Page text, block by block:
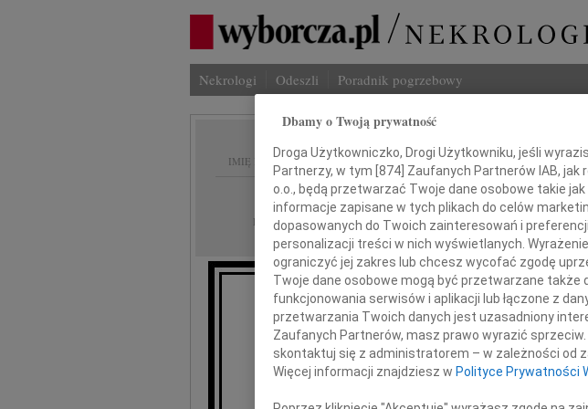
Nekrologi Odeszli Poradnik pogrzebowy
IMIĘ I NAZWISKO:
REGION: Radom
DATA EMISJI: 22.06.2018
Wyrazy głębokiego współczucia
Panu
Dbamy o Twoją prywatność
Droga Użytkowniczko, Drogi Użytkowniku, jeśli
Partnerzy, w tym [874] Zaufanych Partnerów IAB, jak
o.o., będą przetwarzać Twoje dane osobowe takie
informacje zapisane w tych plikach do celów
dopasowanych do Twoich zainteresowań i
personalizacji treści w nich wyświetlanych.
ograniczyć jej zakres lub chcesz wycofać zgodę
Twoje dane osobowe mogą być przetwarzane
funkcjonowania serwisów i aplikacji lub łączone z
przetwarzania Twoich danych jest uzasadniony
Zaufanych Partnerów, masz prawo wyrazić
skontaktuj się z administratorem – w zależności od
Więcej informacji znajdziesz w Polityce Prywatności